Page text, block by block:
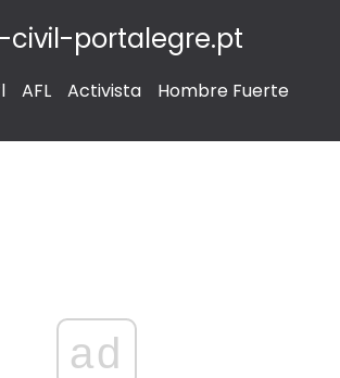
civil-portalegre.pt
AFL Activista Hombre Fuerte
ad